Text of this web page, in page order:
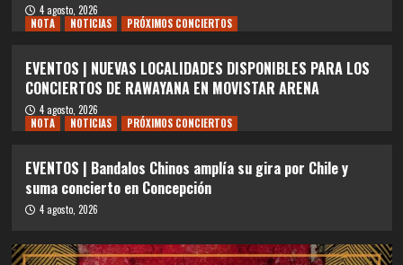
4 agosto, 2026
NOTA
NOTICIAS PRÓXIMOS CONCIERTOS
EVENTOS | NUEVAS LOCALIDADES DISPONIBLES PARA LOS
CONCIERTOS DE RAWAYANA EN MOVISTAR ARENA
4 agosto, 2026
NOTA
NOTICIAS PRÓXIMOS CONCIERTOS
EVENTOS | Bandalos Chinos amplía su gira por Chile y
suma concierto en Concepción
4 agosto, 2026